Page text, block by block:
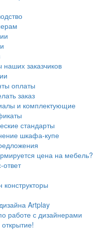
заказчиков
оплаты
заказ
и комплектующие
стандарты
шкафа-купе
цена на мебель?
ответ
Artplay
работе с дизайнерами